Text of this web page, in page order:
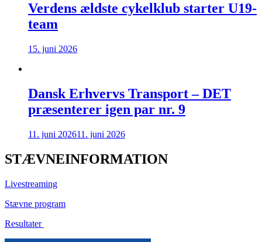
Verdens ældste cykelklub starter U19-
team
15. juni 2026
Dansk Erhvervs Transport – DET
præsenterer igen par nr. 9
11. juni 202611. juni 2026
STÆVNEINFORMATION
Livestreaming
Stævne program
Resultater